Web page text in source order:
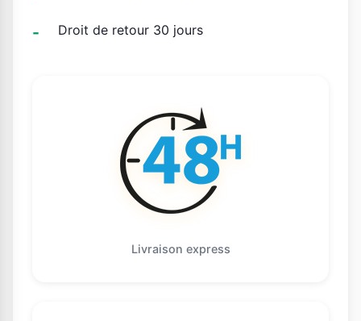
Droit de retour 30 jours
Livraison express